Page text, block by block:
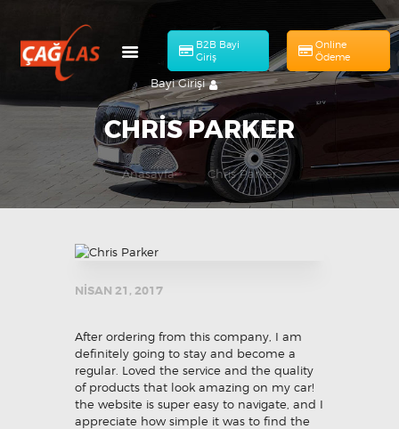
B2B Bayi
Giriş
Online
Ödeme
Bayi Girişi
CHRIS PARKER
Anasayfa Chris Parker
HAKKIMIZDA
ÜRÜNLERIMIZ
İLETIŞIM
TR
NISAN 21, 2017
After ordering from this company, I am
definitely going to stay and become a
regular. Loved the service and the quality
of products that look amazing on my car!
the website is super easy to navigate, and I
appreciate how simple it was to find the